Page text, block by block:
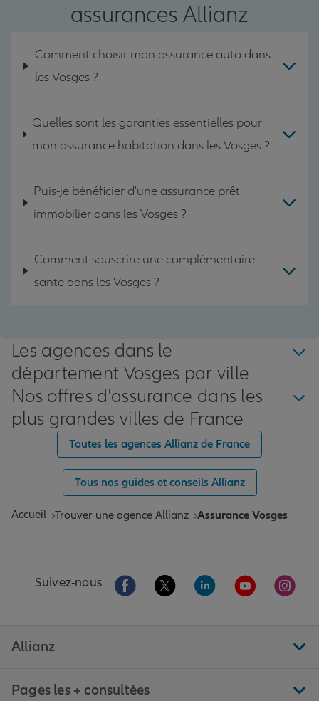
assurances Allianz
Comment choisir mon assurance auto dans
les Vosges ?
Quelles sont les garanties essentielles pour
mon assurance habitation dans les Vosges ?
Puis-je bénéficier d'une assurance prêt
immobilier dans les Vosges ?
Comment souscrire une complémentaire
santé dans les Vosges ?
Les agences dans le
département Vosges par ville
Nos offres d'assurance dans les
plus grandes villes de France
Toutes les agences Allianz de France
Tous nos guides et conseils Allianz
Accueil Trouver une agence Allianz Assurance Vosges
Suivez-nous Aller sur la page Facebook de Allianz
Aller sur la page Twitter de
Aller sur la page
Aller sur la
Aller
Allianz
Pages les + consultées